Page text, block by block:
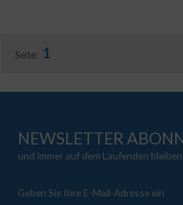
Seite: 1
NEWSLETTER
und immer auf dem Laufenden bleiben